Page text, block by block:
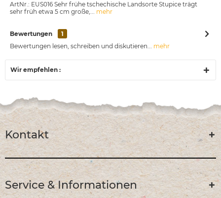
ArtNr.: EUS016 Sehr frühe tschechische Landsorte Stupice trägt
sehr früh etwa 5 cm große,... mehr
Bewertungen
1
Bewertungen lesen, schreiben und diskutieren... mehr
Wir empfehlen :
Kontakt
Service & Informationen